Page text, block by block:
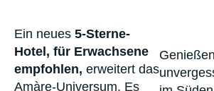
Ein neues 5-Sterne-
Hotel, für Erwachsene
empfohlen, erweitert das
Amàre-Universum. Es